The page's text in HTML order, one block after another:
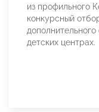
из профильного
конкурсный
детских центрах.